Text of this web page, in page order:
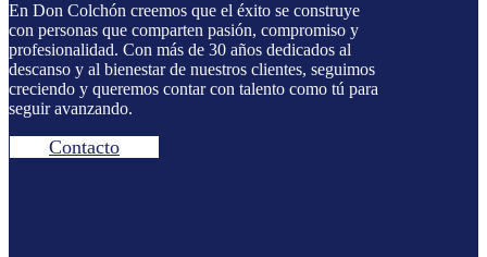
En Don Colchón creemos que el éxito se construye
con personas que comparten pasión, compromiso y
profesionalidad. Con más de 30 años dedicados al
descanso y al bienestar de nuestros clientes, seguimos
creciendo y queremos contar con talento como tú para
seguir avanzando.
Contacto